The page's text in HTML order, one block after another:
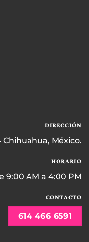
DIRECCIÓN
Chihuahua, México.
HORARIO
9:00 AM a 4:00 PM
CONTACTO
614 466 6591